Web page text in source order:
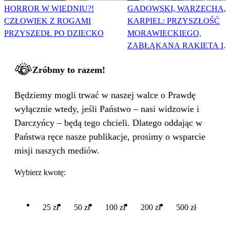
HORROR W WIEDNIU?!
CZŁOWIEK Z ROGAMI
PRZYSZEDŁ PO DZIECKO
GADOWSKI, WARZECHA,
KARPIEL: PRZYSZŁOŚĆ
MORAWIECKIEGO,
ZABŁĄKANA RAKIETA I
Zróbmy to razem!
Będziemy mogli trwać w naszej walce o Prawdę
wyłącznie wtedy, jeśli Państwo – nasi widzowie i
Darczyńcy – będą tego chcieli. Dlatego oddając w
Państwa ręce nasze publikacje, prosimy o wsparcie
misji naszych mediów.
Wybierz kwotę:
25 zł 50 zł 100 zł 200 zł 500 zł